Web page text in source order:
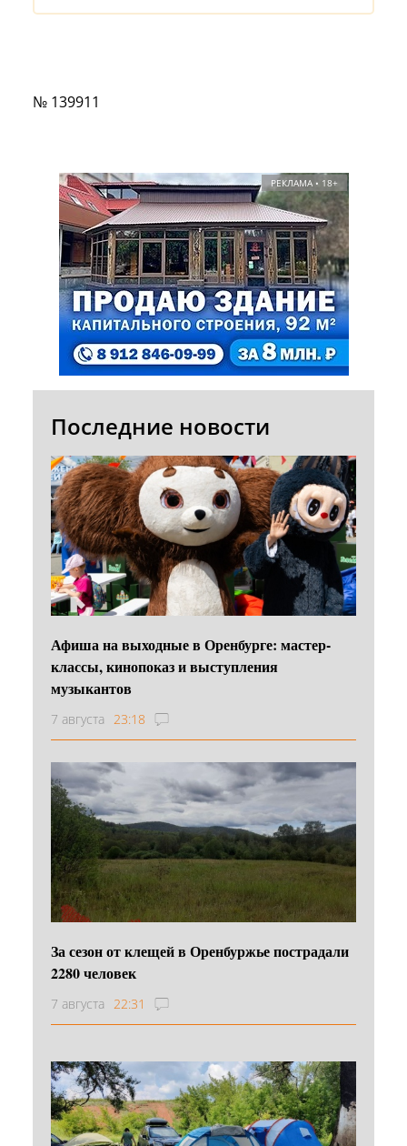
№ 139911
РЕКЛАМА • 18+
Последние новости
Афиша на выходные в Оренбурге: мастер-
классы, кинопоказ и выступления
музыкантов
7 августа 23:18
За сезон от клещей в Оренбуржье пострадали
2280 человек
7 августа 22:31